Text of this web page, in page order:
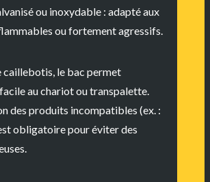
ou inoxydable : adapté aux
ou fortement agressifs.
caillebotis, le bac permet
au chariot ou transpalette.
des produits incompatibles (ex. :
obligatoire pour éviter des